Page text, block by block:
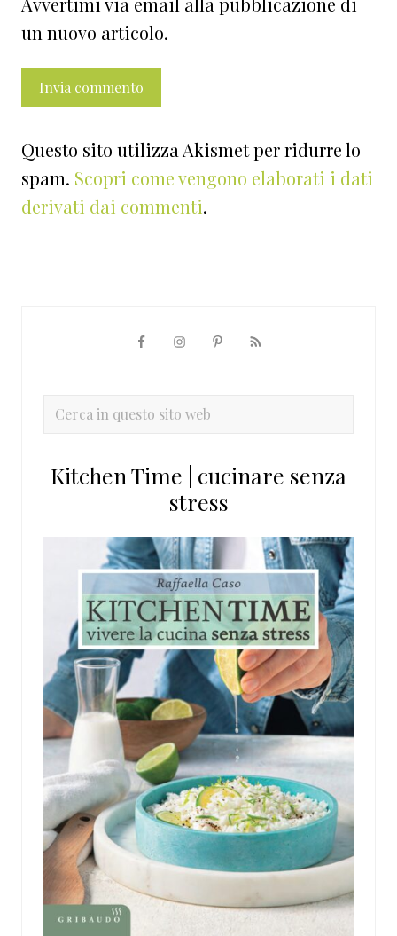
un nuovo articolo.
Questo sito utilizza Akismet per ridurre lo
spam. Scopri come vengono elaborati i dati
derivati dai commenti.
primaria
Cerca
sito
Kitchen Time | cucinare senza
stress